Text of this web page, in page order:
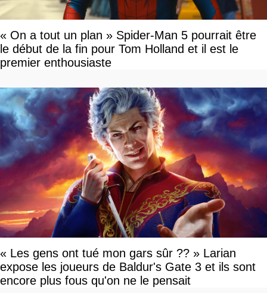
« On a tout un plan » Spider-Man 5 pourrait être
le début de la fin pour Tom Holland et il est le
premier enthousiaste
« Les gens ont tué mon gars sûr ?? » Larian
expose les joueurs de Baldur's Gate 3 et ils sont
encore plus fous qu'on ne le pensait